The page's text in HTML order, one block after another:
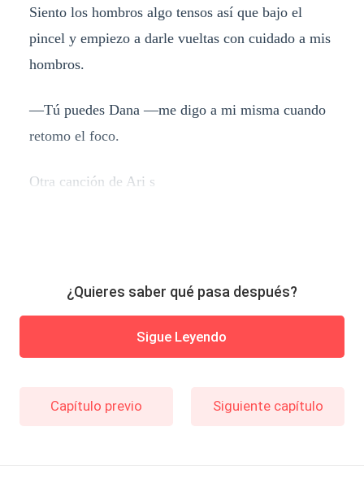
Siento los hombros algo tensos así que bajo el
pincel y empiezo a darle vueltas con cuidado a mis
hombros.
—Tú puedes Dana —me digo a mi misma cuando
retomo el foco.
Otra canción de Ari s
¿Quieres saber qué pasa después?
Sigue Leyendo
Capítulo previo Siguiente capítulo